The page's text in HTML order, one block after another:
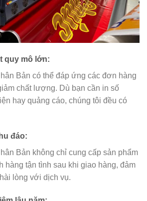
quy mô lớn:
Bản có thể đáp ứng các đơn hàng
chất lượng. Dù bạn cần in số
hay quảng cáo, chúng tôi đều có
đáo:
Bản không chỉ cung cấp sản phẩm
hàng tận tình sau khi giao hàng, đảm
lòng với dịch vụ.